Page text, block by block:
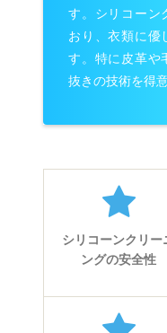
す。シリコーン
おり、衣類に優
す。特に皮革や
抜きの技術を得
シリコーンクリー
ングの安全性